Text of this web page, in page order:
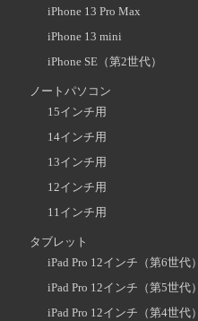
iPhone 13 Pro Max
iPhone 13 mini
iPhone SE（第2世代）
ノートパソコン
15インチ用
14インチ用
13インチ用
12インチ用
11インチ用
タブレット
iPad Pro 12インチ（第6世代）
iPad Pro 12インチ（第5世代）
iPad Pro 12インチ（第4世代）